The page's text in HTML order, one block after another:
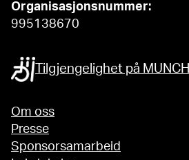
Organisasjonsnummer:
995138670
Tilgjengelighet på MUNCH
Om oss
Presse
Sponsorsamarbeid